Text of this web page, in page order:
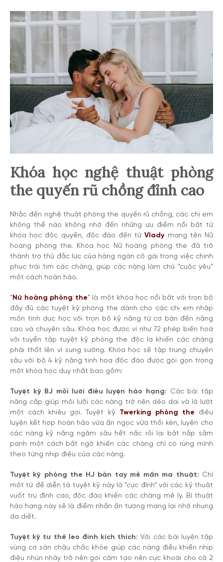
Khóa học nghệ thuật phòng
the quyến rũ chồng đỉnh cao
Nhắc đến nghệ thuật phòng the quyến rũ chồng, các chị em
không thể nào không nhớ đến những ưu điểm nổi bật từ
khóa học độc quyền, độc đáo đến từVlady mang tên Nữ
hoàng phòng the. Khóa học Nữ hoàng phòng the đã trở
thành trợ thủ đắc lực của hàng ngàn cô gái trong việc chinh
phục trái tim các chàng, giúp các nàng làm chủ “cuộc yêu”
một cách hoàn hảo.
“Nữ hoàng phòng the” là một khóa học nổi bất với trọn bộ
đầy đủ các tuyệt kỹ phòng the dành cho các chị em nhập
môn tình dục học với trọn bộ kỹ năng từ cơ bản đến nâng
cao và chuyên sâu. Khóa học được ví như 72 phép biến hoá
với tuyển tập tuyệt kỹ phòng the độc lạ khiến các chàng
phải thốt lên vì sung sướng. Khóa học sẽ tập trung chuyên
sâu với bộ 4 kỹ năng tinh hoa độc đáo được gói gọn trong
một khóa học duy nhất bao gồm:
Tuyệt kỹ BJ môi lưỡi điêu luyện hảo hạng: Các bài tập
nâng cấp giúp môi lưỡi các nàng trở nên dẻo dai và lả lướt
một cách khiêu gợi. Tuyệt kỹ Twerking phòng the điêu
luyện kết hợp hoàn hảo vừa ấn ngọc vừa thổi kèn, luyện cho
các nàng kỹ năng ngâm sâu hết nấc rồi lại bật nắp sâm
panh một cách bất ngờ khiến các chàng chỉ có rùng mình
theo từng nhịp điệu của các nàng.
Tuyệt kỹ phòng the HJ bàn tay mê mẩn ma thuật: Chỉ
một từ để diễn tả tuyệt kỹ này là “cực đỉnh” với các kỹ thuật
vuốt trụ đỉnh cao, độc đáo khiến các chàng mê ly. Bí thuật
hảo hạng này sẽ là điểm nhấn ấn tượng mang lại nhớ nhung
da diết.
Tuyệt kỹ tư thế leo đỉnh kích thích: Với các bài luyện tập
vùng cơ sàn chậu chắc khỏe giúp các nàng điều khiển nhịp
điệu nhún nhảy trở nên gợi cảm tạo nên cực khoái cho cả 2